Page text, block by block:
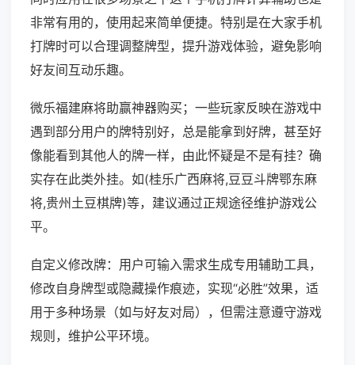
非常有用的，使用起来简单便捷。特别是在大家手机
打牌时可以合理调整牌型，提升游戏体验，避免影响
好友间互动乐趣。
微乐福建麻将助赢神器购买；一些玩家反映在游戏中
遇到部分用户的牌特别好，总是能拿到好牌，甚至好
像能看到其他人的牌一样，由此怀疑是不是有挂？确
实存在此类外挂。如(桂乐广西麻将,豆豆斗牌鄂东麻
将,贵州土豆棋牌)等，建议通过正规途径维护游戏公
平。
自定义修改牌：用户可输入需求生成专用辅助工具，
修改自身牌型或隐藏操作痕迹，实现“必胜”效果，适
用于多种场景（如与好友对局），但需注意遵守游戏
规则，维护公平环境。